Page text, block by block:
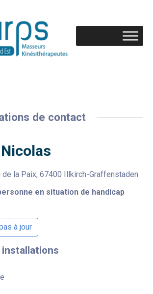
de contact
Nicolas
de la Paix, 67400 Illkirch-Graffenstaden
en situation de handicap
à jour